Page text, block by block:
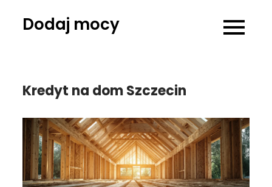
Dodaj mocy
Kredyt na dom Szczecin